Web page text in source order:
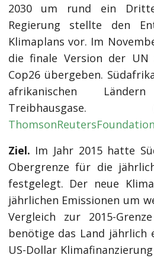
2030 um rund ein
Regierung stellte den
Klimaplans vor. Im
die finale Version der UN
Cop26 übergeben.
afrikanischen
Treibhausgase.
ThomsonReutersFoundation
Ziel. Im Jahr 2015 hatte
Obergrenze für die
festgelegt. Der neue
jährlichen Emissionen um
Vergleich zur 2015-
benötige das Land jährlich
US-Dollar